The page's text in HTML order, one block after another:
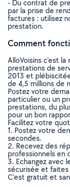
- Du contrat de
par la prise de
factures : utilisez
prestation.
Comment
AlloVoisins c’est
prestations de
2013 et
de 4,5 millions de
Postez votre
particulier ou un
prestations, du
pour un bon
Facilitez votre
1. Postez votre
secondes.
2. Recevez des
professionnels en
3. Echangez avec
sécurisée et
C’est gratuit et